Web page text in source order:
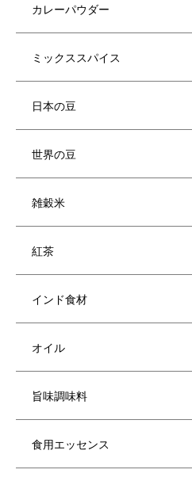
カレーパウダー
ミックススパイス
日本の豆
世界の豆
雑穀米
紅茶
インド食材
オイル
旨味調味料
食用エッセンス